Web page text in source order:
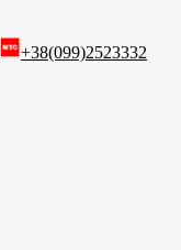
+38(099)2523332